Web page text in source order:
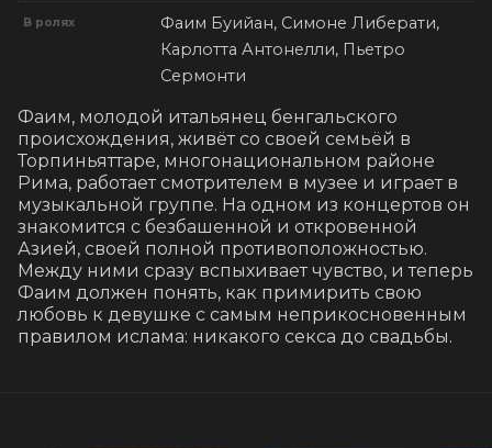
В ролях
Фаим Буийан, Симоне Либерати,
Карлотта Антонелли, Пьетро
Сермонти
Фаим, молодой итальянец бенгальского
происхождения, живёт со своей семьёй в
Торпиньяттаре, многонациональном районе
Рима, работает смотрителем в музее и играет в
музыкальной группе. На одном из концертов он
знакомится с безбашенной и откровенной
Азией, своей полной противоположностью.
Между ними сразу вспыхивает чувство, и теперь
Фаим должен понять, как примирить свою
любовь к девушке с самым неприкосновенным
правилом ислама: никакого секса до свадьбы.